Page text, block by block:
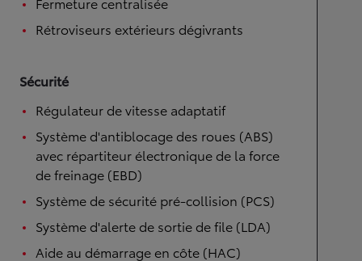
Rétroviseurs extérieurs dégivrants
Sécurité
Régulateur de vitesse adaptatif
Système d'antiblocage des roues (ABS)
avec répartiteur électronique de la force
de freinage (EBD)
Système de sécurité pré-collision (PCS)
Système d'alerte de sortie de file (LDA)
Aide au démarrage en côte (HAC)